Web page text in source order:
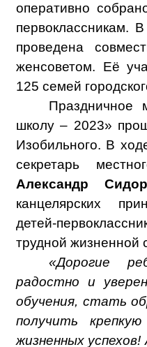
оперативно
первоклассникам.
проведена
женсоветом. Её
125 семей
Праздничное
школу – 2023»
Изобильного. В
секретарь
Александр
канцелярских
детей-
трудной жизненной
«Дорогие
радостно и
обучения, стать
получить
жизненных